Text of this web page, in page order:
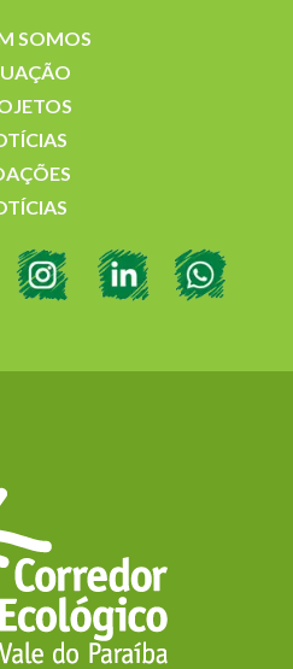
SOMOS